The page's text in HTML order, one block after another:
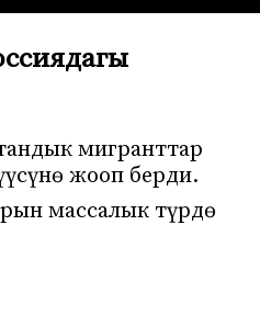
мигранттар
жооп берди.
массалык түрдө